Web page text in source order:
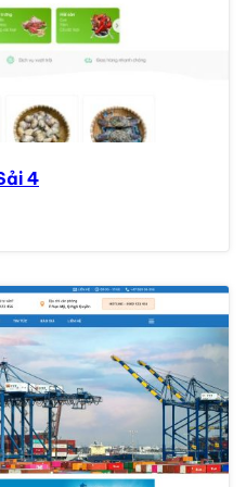
4
₫.
hiện tại là: 1.100.000 ₫.